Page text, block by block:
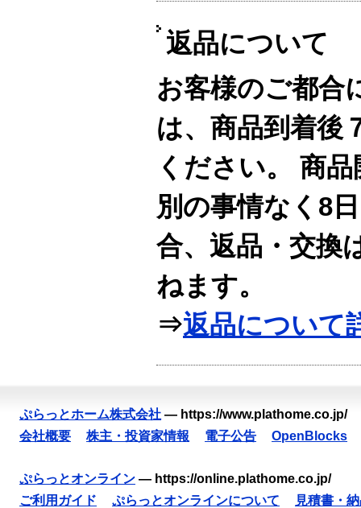
返品について
お客様のご都合
は、商品到着後
ください。 商
別の事情なく8
合、返品・交換
ねます。
⇒返品について
ぷらっとホーム株式会社 — https://www.plathome.co.jp/
会社概要
株主・投資家情報 電子公告 OpenBlocks
ぷらっとオンライン — https://online.plathome.co.jp/
ご利用ガイド
ぷらっとオンラインについて
見積書・